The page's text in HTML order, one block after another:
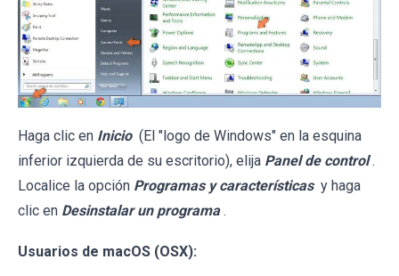
Haga clic en Inicio (El "logo de Windows" en la esquina
inferior izquierda de su escritorio), elija Panel de control .
Localice la opción Programas y características y haga
clic en Desinstalar un programa .
Usuarios de macOS (OSX):